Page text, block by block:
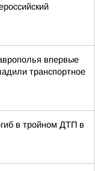
впервые
транспортное
в тройном ДТП в